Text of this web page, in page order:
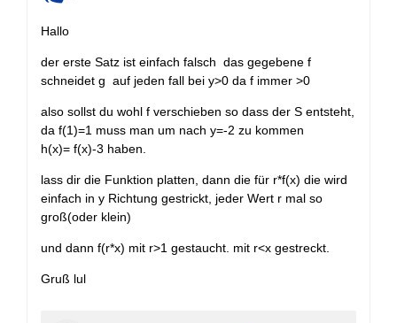
Hallo
der erste Satz ist einfach falsch das gegebene f
schneidet g auf jeden fall bei y>0 da f immer >0
also sollst du wohl f verschieben so dass der S entsteht,
da f(1)=1 muss man um nach y=-2 zu kommen
h(x)= f(x)-3 haben.
lass dir die Funktion platten, dann die für r*f(x) die wird
einfach in y Richtung gestrickt, jeder Wert r mal so
groß(oder klein)
und dann f(r*x) mit r>1 gestaucht. mit r<x gestreckt.
Gruß lul